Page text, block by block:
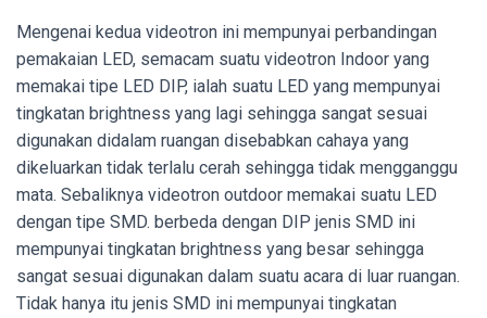
Mengenai kedua videotron ini mempunyai perbandingan
pemakaian LED, semacam suatu videotron Indoor yang
memakai tipe LED DIP, ialah suatu LED yang mempunyai
tingkatan brightness yang lagi sehingga sangat sesuai
digunakan didalam ruangan disebabkan cahaya yang
dikeluarkan tidak terlalu cerah sehingga tidak mengganggu
mata. Sebaliknya videotron outdoor memakai suatu LED
dengan tipe SMD. berbeda dengan DIP jenis SMD ini
mempunyai tingkatan brightness yang besar sehingga
sangat sesuai digunakan dalam suatu acara di luar ruangan.
Tidak hanya itu jenis SMD ini mempunyai tingkatan